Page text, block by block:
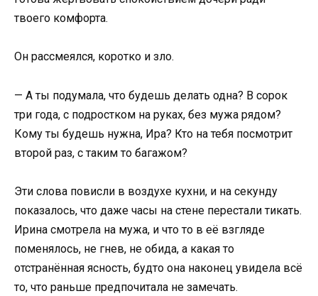
твоего комфорта.
Он рассмеялся, коротко и зло.
— А ты подумала, что будешь делать одна? В сорок
три года, с подростком на руках, без мужа рядом?
Кому ты будешь нужна, Ира? Кто на тебя посмотрит
второй раз, с таким то багажом?
Эти слова повисли в воздухе кухни, и на секунду
показалось, что даже часы на стене перестали тикать.
Ирина смотрела на мужа, и что то в её взгляде
поменялось, не гнев, не обида, а какая то
отстранённая ясность, будто она наконец увидела всё
то, что раньше предпочитала не замечать.